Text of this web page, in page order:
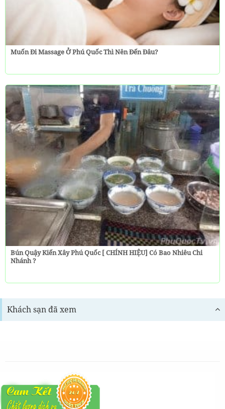
Muốn Đi Massage Ở Phú Quốc Thì Nên Đến Đâu?
Bún Quậy Kiến Xây Phú Quốc [ CHÍNH HIỆU] Có Bao Nhiêu Chi
Nhánh ?
Khách sạn đã xem